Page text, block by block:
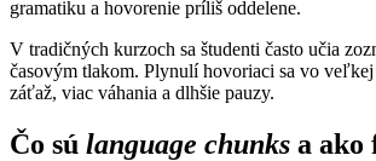
gramatiku a hovorenie príliš oddelene.
V tradičných kurzoch sa študenti často učia
časovým tlakom. Plynulí hovoriaci sa vo
záťaž, viac váhania a dlhšie pauzy.
Čo sú language chunks a ako